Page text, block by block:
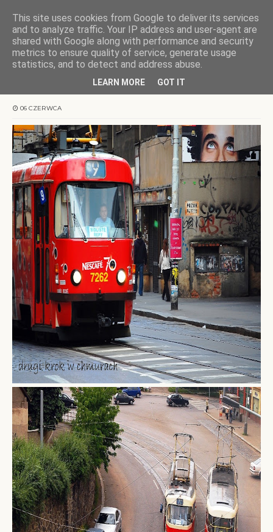
KOCHAMY WARMIĘ
Strona główna tramwaje Praskie tramwaje
Praskie tramwaje
06 CZERWCA
This site uses cookies from Google to deliver its services
and to analyze traffic. Your IP address and user-agent are
shared with Google along with performance and security
metrics to ensure quality of service, generate usage
statistics, and to detect and address abuse.
LEARN MORE GOT IT